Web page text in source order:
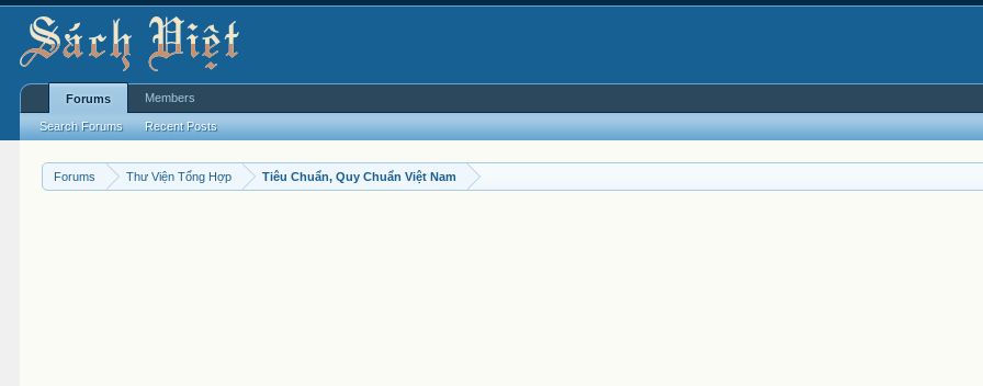
Forums Thư Viện Tổng Hợp Tiêu Chuẩn, Quy Chuẩn Việt Nam
Forums
Search Forums Recent Posts
Members